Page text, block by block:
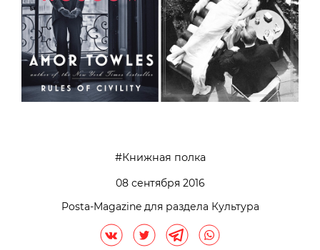
Книжная полка
08 сентября 2016
Posta-Magazine для раздела Культура